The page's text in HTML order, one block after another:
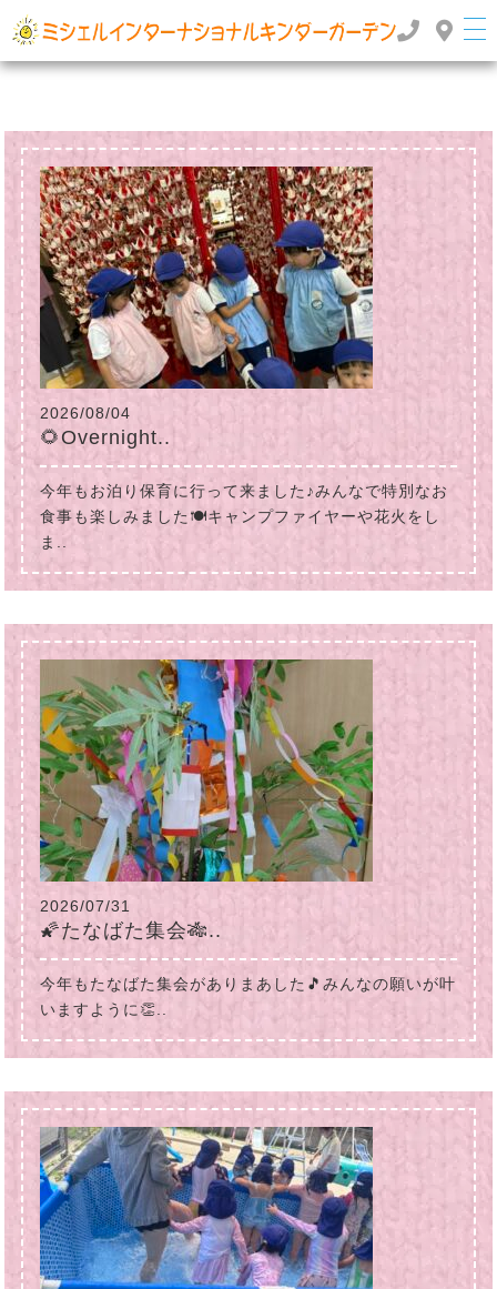
ーガーデン
TOP
2026/08/04
🌻Overnight..
今年もお泊り保育に行って来ました♪みんなで特別なお
食事も楽しみました🍽キャンプファイヤーや花火をし
ま..
2026/07/31
🌠たなばた集会🎋..
今年もたなばた集会がありまあした🎵みんなの願いが叶
いますように👏..